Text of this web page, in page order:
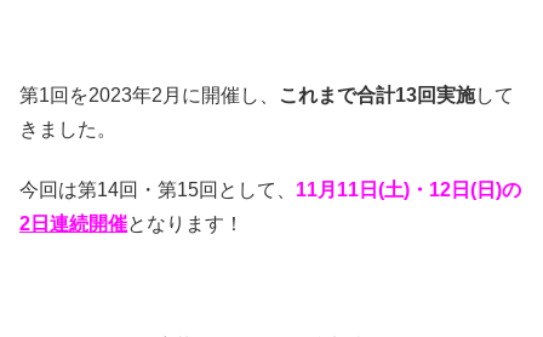
第1回を2023年2月に開催し、 これまで合計13回実施して
きました。
今回は第14回・第15回として、 11月11日(土)・12日(日)の
2日連続開催となります！